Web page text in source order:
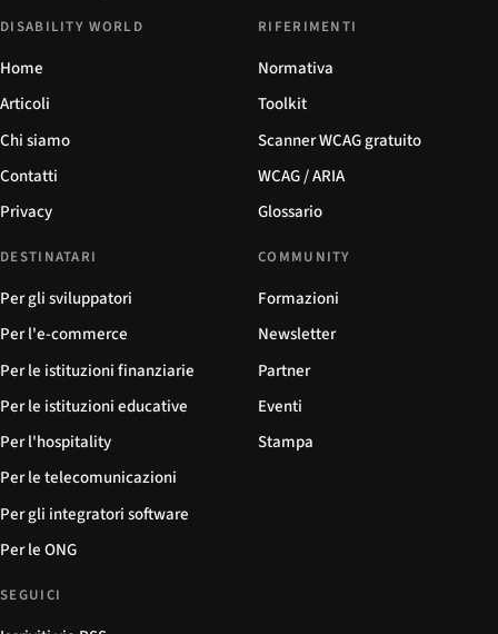
DISABILITY WORLD
Home
Articoli
Chi siamo
Contatti
Privacy
RIFERIMENTI
Normativa
Toolkit
Scanner WCAG gratuito
WCAG / ARIA
Glossario
DESTINATARI
Per gli sviluppatori
Per l'e-commerce
Per le istituzioni finanziarie
Per le istituzioni educative
Per l'hospitality
Per le telecomunicazioni
Per gli integratori software
Per le ONG
COMMUNITY
Formazioni
Newsletter
Partner
Eventi
Stampa
SEGUICI